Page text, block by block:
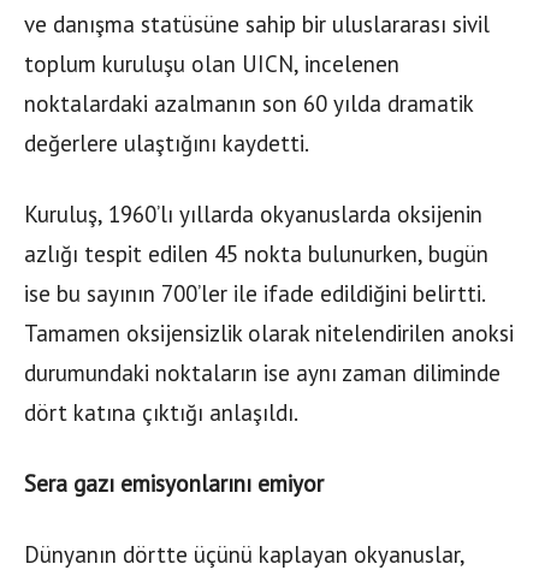
ve danışma statüsüne sahip bir uluslararası sivil
toplum kuruluşu olan UICN, incelenen
noktalardaki azalmanın son 60 yılda dramatik
değerlere ulaştığını kaydetti.
Kuruluş, 1960’lı yıllarda okyanuslarda oksijenin
azlığı tespit edilen 45 nokta bulunurken, bugün
ise bu sayının 700’ler ile ifade edildiğini belirtti.
Tamamen oksijensizlik olarak nitelendirilen anoksi
durumundaki noktaların ise aynı zaman diliminde
dört katına çıktığı anlaşıldı.
Sera gazı emisyonlarını emiyor
Dünyanın dörtte üçünü kaplayan okyanuslar,